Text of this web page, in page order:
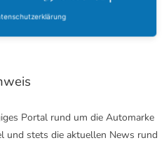
Foren nach Tipps rund
Portal rund um die Automarke
und stets die aktuellen News rund